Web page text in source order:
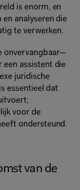
is enorm, en
analyseren die
te verwerken.
onvervangbaar—
een assistent die
juridische
essentieel dat
voor de
ondersteund.
van de